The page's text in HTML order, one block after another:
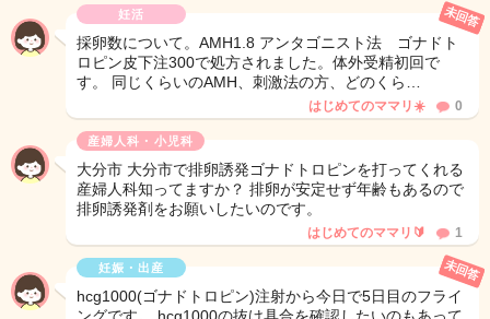
妊活
採卵数について。AMH1.8 アンタゴニスト法 ゴナドト
ロピン皮下注300で処方されました。体外受精初回で
す。 同じくらいのAMH、刺激法の方、どのくら…
未回答
はじめてのママリ☀️ 0
産婦人科・小児科
大分市 大分市で排卵誘発ゴナドトロピンを打ってくれる
産婦人科知ってますか？ 排卵が安定せず年齢もあるので
排卵誘発剤をお願いしたいのです。
はじめてのママリ🔰 1
妊娠・出産
hcg1000(ゴナドトロピン)注射から今日で5日目のフライ
未回答